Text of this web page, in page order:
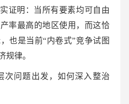
证明：当所有要素均可自由
率最高的地区使用，而这恰
也是当前“内卷式”竞争试图
规律。
次问题出发，如何深入整治